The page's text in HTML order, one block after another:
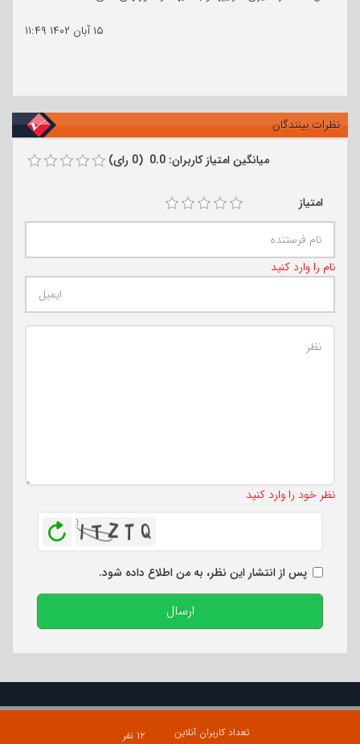
۱۵ آبان ۱۴۰۲
۱۱:۴۹
نظرات بینندگان
میانگین امتیاز کاربران: 0.0 (0 رای)
امتیاز
نام را وارد کنید
نظر خود را وارد کنید
پس از انتشار این نظر، به من اطلاع داده شود.
ارسال
تعداد کاربران آنلاین ۱۲ نفر